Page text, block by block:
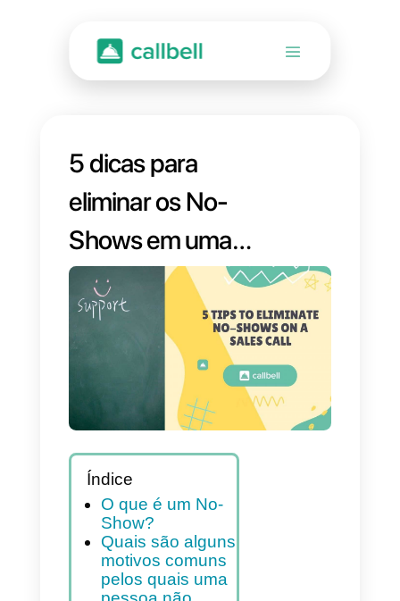
5 dicas para
eliminar os No-
Shows em uma
chamada de
vendas
Índice